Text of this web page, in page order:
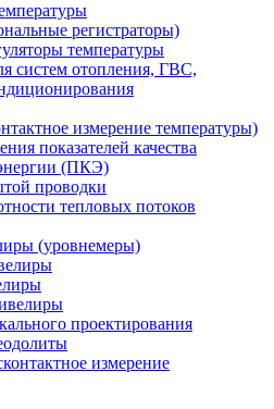
регистраторы)
температуры
систем отопления, ГВС,
измерение температуры)
показателей качества
(ПКЭ)
проводки
тепловых потоков
(уровнемеры)
проектирования
измерение